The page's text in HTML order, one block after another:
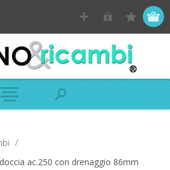
/
ac.250 con drenaggio 86mm